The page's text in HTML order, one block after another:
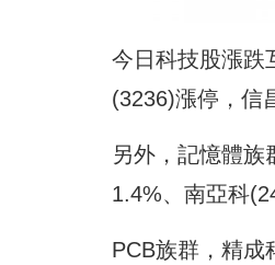
今日科技股漲跌
(3236)漲停，信
另外，記憶體
1.4%、南亞科
PCB族群，精成